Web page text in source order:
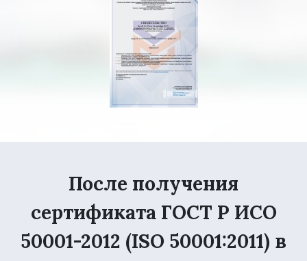
После получения
сертификата ГОСТ Р ИСО
50001-2012 (ISO 50001:2011) в